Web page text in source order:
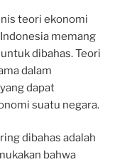
teori ekonomi
memang
dibahas. Teori
dalam
dapat
suatu negara.
dibahas adalah
bahwa